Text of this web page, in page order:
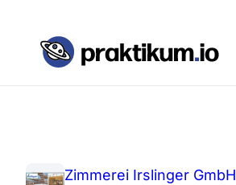
Zimmerei Irslinger GmbH